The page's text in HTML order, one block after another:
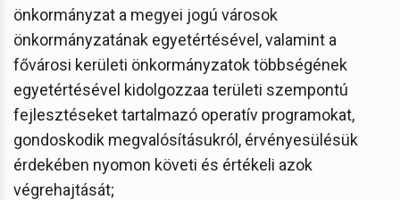
önkormányzat a megyei jogú városok
önkormányzatának egyetértésével, valamint a
fővárosi kerületi önkormányzatok többségének
egyetértésével kidolgozzaa területi szempontú
fejlesztéseket tartalmazó operatív programokat,
gondoskodik megvalósításukról, érvényesülésük
érdekében nyomon követi és értékeli azok
végrehajtását;